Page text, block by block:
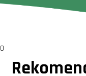
0